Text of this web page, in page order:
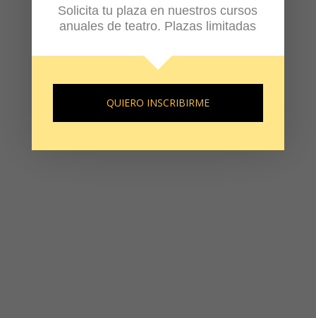
Solicita tu plaza en nuestros cursos
anuales de teatro. Plazas limitadas
QUIERO INSCRIBIRME